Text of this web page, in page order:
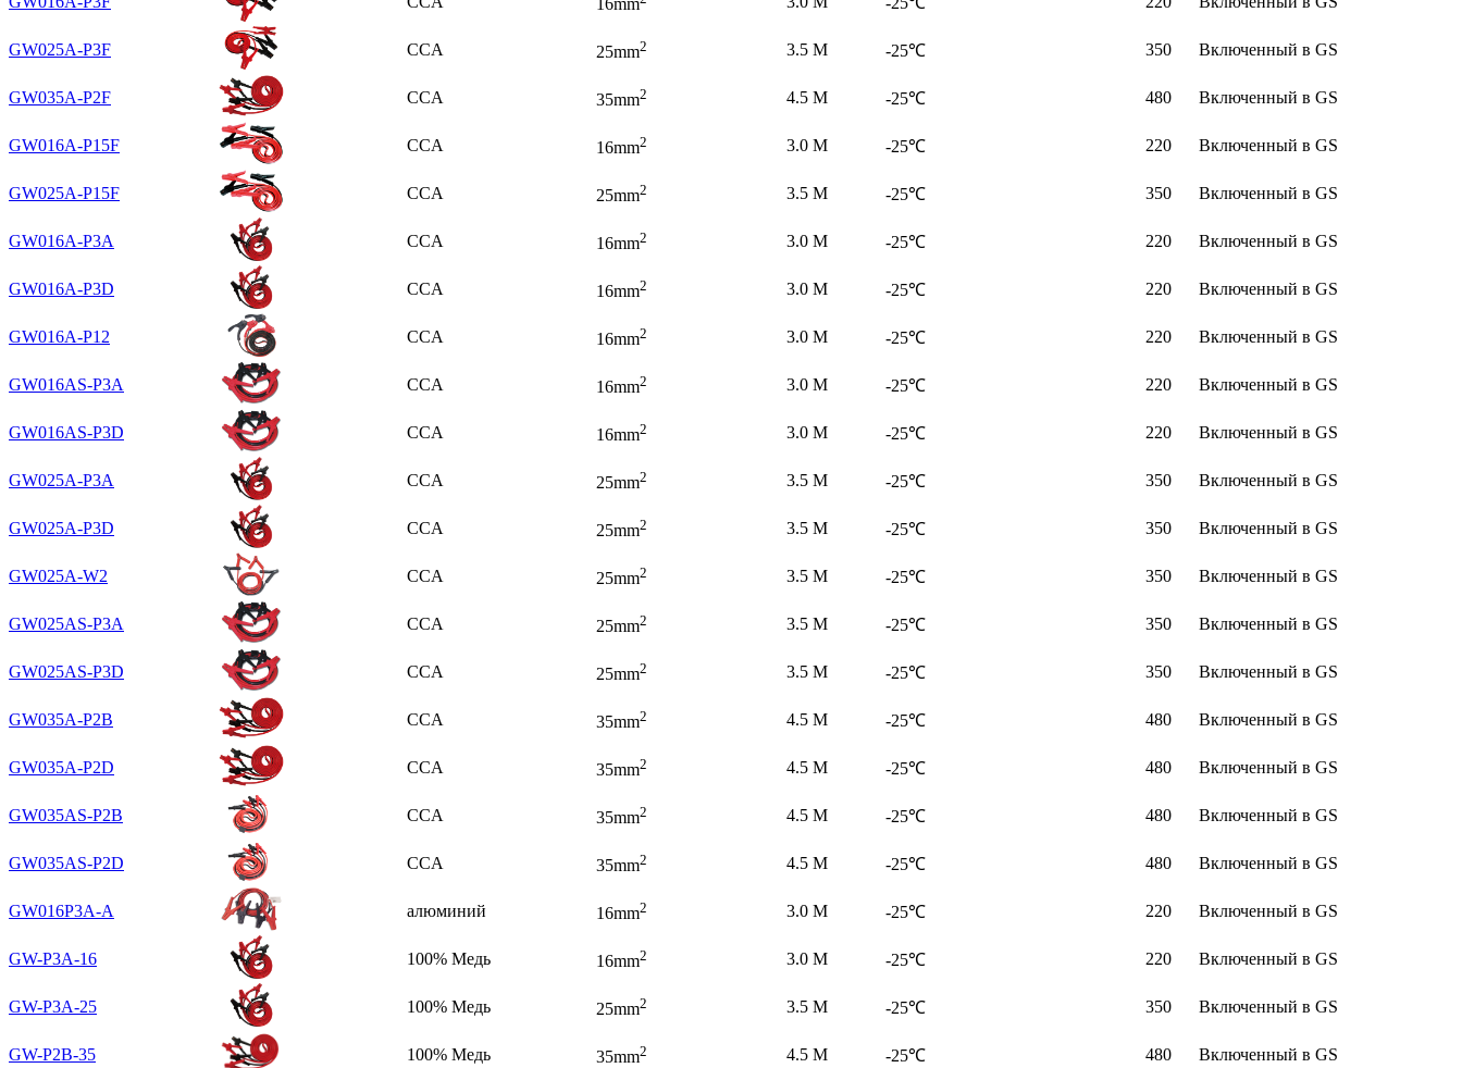
16mm
GW025A-P3F CCA 25mm2 3.5 M -25℃ 350 Включенный в GS
GW035A-P2F CCA 35mm2 4.5 M -25℃ 480 Включенный в GS
GW016A-P15F CCA 16mm2 3.0 M -25℃ 220 Включенный в GS
GW025A-P15F CCA 25mm2 3.5 M -25℃ 350 Включенный в GS
GW016A-P3A CCA 16mm2 3.0 M -25℃ 220 Включенный в GS
GW016A-P3D CCA 16mm2 3.0 M -25℃ 220 Включенный в GS
GW016A-P12 CCA 16mm2 3.0 M -25℃ 220 Включенный в GS
GW016AS-P3A CCA 16mm2 3.0 M -25℃ 220 Включенный в GS
GW016AS-P3D CCA 16mm2 3.0 M -25℃ 220 Включенный в GS
GW025A-P3A CCA 25mm2 3.5 M -25℃ 350 Включенный в GS
GW025A-P3D CCA 25mm2 3.5 M -25℃ 350 Включенный в GS
GW025A-W2 CCA 25mm2 3.5 M -25℃ 350 Включенный в GS
GW025AS-P3A CCA 25mm2 3.5 M -25℃ 350 Включенный в GS
GW025AS-P3D CCA 25mm2 3.5 M -25℃ 350 Включенный в GS
GW035A-P2B CCA 35mm2 4.5 M -25℃ 480 Включенный в GS
GW035A-P2D CCA 35mm2 4.5 M -25℃ 480 Включенный в GS
GW035AS-P2B CCA 35mm2 4.5 M -25℃ 480 Включенный в GS
GW035AS-P2D CCA 35mm2 4.5 M -25℃ 480 Включенный в GS
GW016P3A-A алюминий 16mm2 3.0 M -25℃ 220 Включенный в GS
GW-P3A-16 100% Медь 16mm2 3.0 M -25℃ 220 Включенный в GS
GW-P3A-25 100% Медь 25mm2 3.5 M -25℃ 350 Включенный в GS
GW-P2B-35 100% Медь 35mm2 4.5 M -25℃ 480 Включенный в GS